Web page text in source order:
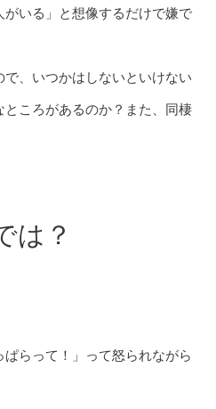
いる」と想像するだけで嫌で
、いつかはしないといけない
ころがあるのか？また、同棲
は？
らって！」って怒られながら